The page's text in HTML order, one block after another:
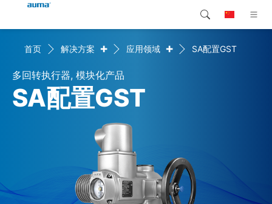
产品介绍
解决方案
Global
欧洲
搜索
首页 解决方案 + 应用领域 + SA配置GST
多回转执行器, 模块化产品
SA配置GST